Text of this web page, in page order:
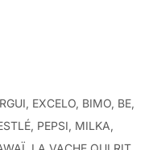
EXCELO, BIMO, BE,
PEPSI, MILKA,